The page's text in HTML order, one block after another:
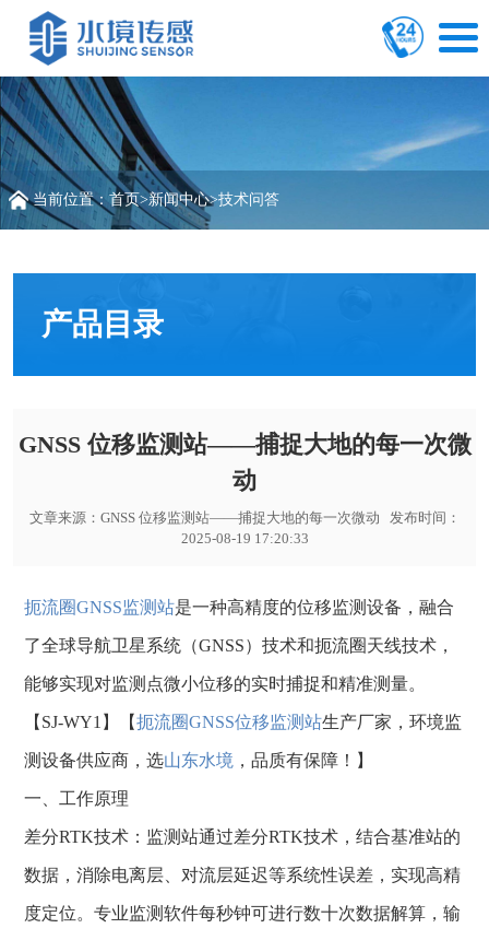
当前位置：首页>新闻中心>技术问答
产品目录
GNSS 位移监测站——捕捉大地的每一次微
动
文章来源： GNSS 位移监测站——捕捉大地的每一次微动 发布时间：
2025-08-19 17:20:33
扼流圈GNSS监测站是一种高精度的位移监测设备，融合
了全球导航卫星系统（GNSS）技术和扼流圈天线技术，
能够实现对监测点微小位移的实时捕捉和精准测量。
【SJ-WY1】【扼流圈GNSS位移监测站生产厂家，环境监
测设备供应商，选山东水境 ，品质有保障！】
一、工作原理
差分RTK技术：监测站通过差分RTK技术，结合基准站的
数据，消除电离层、对流层延迟等系统性误差，实现高精
度定位。专业监测软件每秒钟可进行数十次数据解算，输